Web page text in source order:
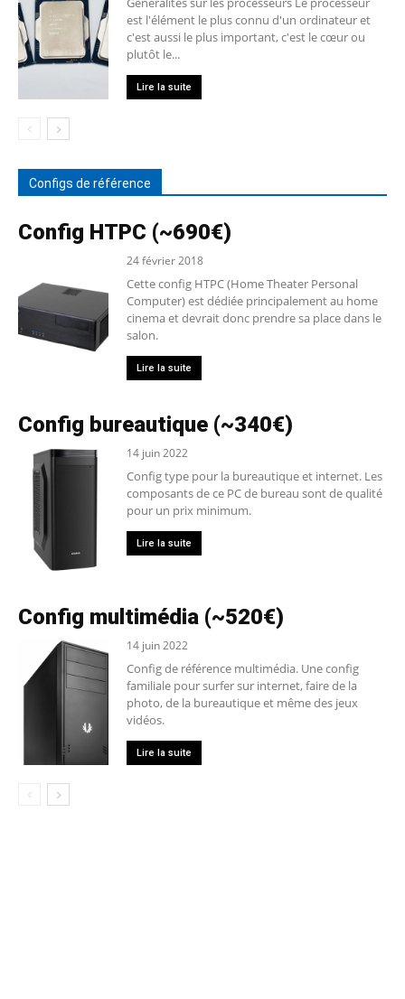
est l'élément le plus connu d'un ordinateur et
c'est aussi le plus important, c'est le cœur ou
plutôt le...
Lire la suite
Configs de référence
Config HTPC (~690€)
24 février 2018
Cette config HTPC (Home Theater Personal
Computer) est dédiée principalement au home
cinema et devrait donc prendre sa place dans le
salon.
Lire la suite
Config bureautique (~340€)
14 juin 2022
Config type pour la bureautique et internet. Les
composants de ce PC de bureau sont de qualité
pour un prix minimum.
Lire la suite
Config multimédia (~520€)
14 juin 2022
Config de référence multimédia. Une config
familiale pour surfer sur internet, faire de la
photo, de la bureautique et même des jeux
vidéos.
Lire la suite